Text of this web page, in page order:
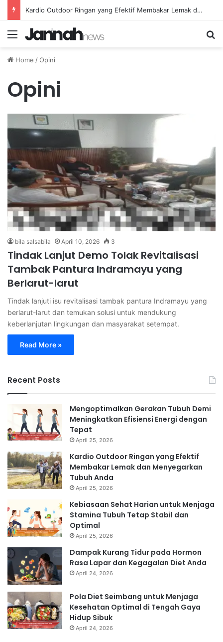
Kardio Outdoor Ringan yang Efektif Membakar Lemak dan Menyegarkan Tubuh Anda
Menu
Home /Opini
Opini
bila salsabila April 10, 2026 3
Tindak Lanjut Demo Tolak Revitalisasi
Tambak Pantura Indramayu yang
Berlarut-larut
Tindak lanjuti isu revitalisasi tambak pantura Indramayu yang
berlarut-larut dan temukan solusi untuk mendukung
keberlanjutan lingkungan dan masyarakat setempat.
Read More »
Recent Posts
Mengoptimalkan Gerakan Tubuh Demi
Meningkatkan Efisiensi Energi dengan
Tepat
April 25, 2026
Kardio Outdoor Ringan yang Efektif
Membakar Lemak dan Menyegarkan
Tubuh Anda
April 25, 2026
Kebiasaan Sehat Harian untuk Menjaga
Stamina Tubuh Tetap Stabil dan
Optimal
April 25, 2026
Dampak Kurang Tidur pada Hormon
Rasa Lapar dan Kegagalan Diet Anda
April 24, 2026
Pola Diet Seimbang untuk Menjaga
Kesehatan Optimal di Tengah Gaya
Hidup Sibuk
April 24, 2026